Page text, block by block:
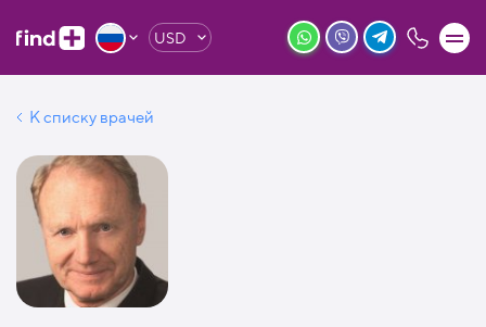
USD
К списку врачей